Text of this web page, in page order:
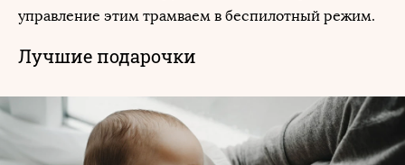
управление этим трамваем в беспилотный режим.
Лучшие подарочки